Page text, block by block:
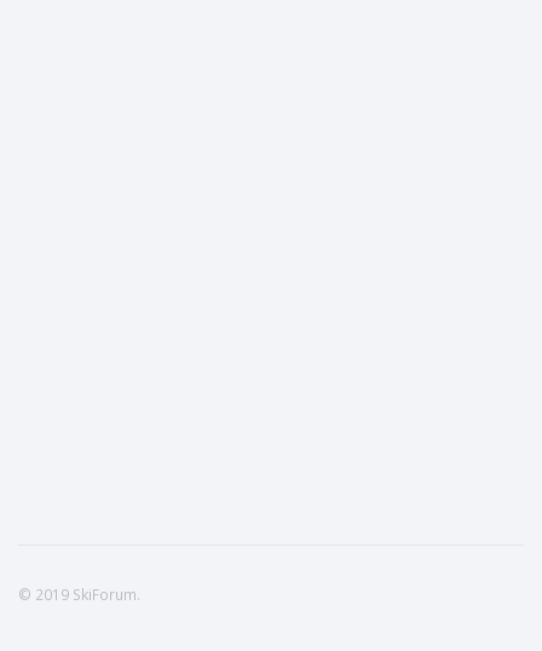
© 2019 SkiForum.